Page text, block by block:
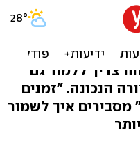
צריך ללמוד גם
הנכונה. "זמנים
מסבירים איך לשמור